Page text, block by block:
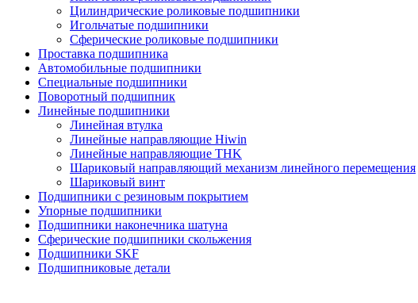
Цилиндрические роликовые подшипники
Игольчатые подшипники
Сферические роликовые подшипники
Проставка подшипника
Автомобильные подшипники
Специальные подшипники
Поворотный подшипник
Линейные подшипники
Линейная втулка
Линейные направляющие Hiwin
Линейные направляющие THK
Шариковый направляющий механизм линейного перемещения
Шариковый винт
Подшипники с резиновым покрытием
Упорные подшипники
Подшипники наконечника шатуна
Сферические подшипники скольжения
Подшипники SKF
Подшипниковые детали